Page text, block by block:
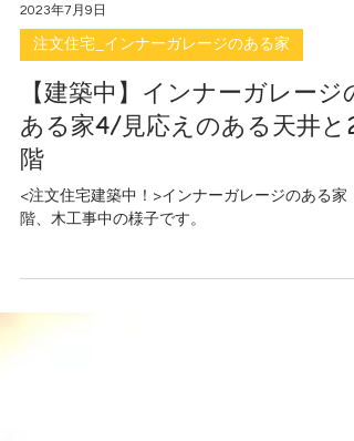
2023年7月9日
注文住宅_インナーガレージのある家
【建築中】インナーガレージの
ある家4/見応えのある天井と2
階